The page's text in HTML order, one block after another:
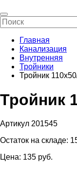
Главная
Канализация
Внутренняя
Тройники
Тройник
Тройник
Артикул 201545
Остаток на складе:
Цена: 135 pуб.